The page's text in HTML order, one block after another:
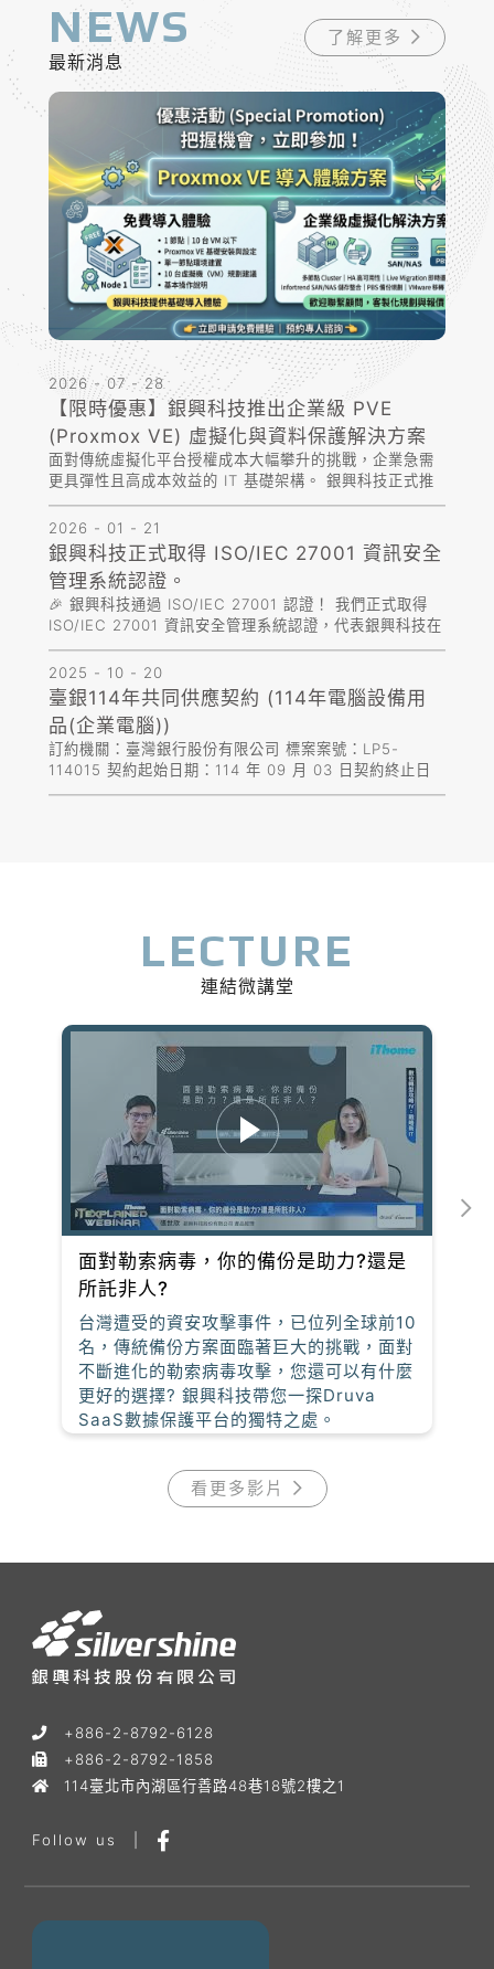
NEWS
最新消息
了解更多
2026 - 07 - 28
【限時優惠】銀興科技推出企業級 PVE
(Proxmox VE) 虛擬化與資料保護解決方案
面對傳統虛擬化平台授權成本大幅攀升的挑戰，企業急需
更具彈性且高成本效益的 IT 基礎架構。 銀興科技正式推
出 「Proxmox VE (PVE) 企業虛擬化與資料保護解決方
案」，結合軟硬體整合實力，協助企業無痛轉型！ Prox...
2026 - 01 - 21
銀興科技正式取得 ISO/IEC 27001 資訊安全
管理系統認證。
🎉 銀興科技通過 ISO/IEC 27001 認證！ 我們正式取得
ISO/IEC 27001 資訊安全管理系統認證，代表銀興科技在
資訊安全、風險管理與服務流程上皆符合國際標準。 未
來，我們將持續以更專業、更嚴謹的資安管理，為客戶
提...
2025 - 10 - 20
臺銀114年共同供應契約 (114年電腦設備用
品(企業電腦))
訂約機關：臺灣銀行股份有限公司 標案案號：LP5-
114015 契約起始日期：114 年 09 月 03 日契約終止日
期：115 年 08 月 31 日 分類：電腦設備用品(企業電腦)
LECTURE
連結微講堂
面對勒索病毒，你的備份是助力?還是
所託非人?
台灣遭受的資安攻擊事件，已位列全球前10
名，傳統備份方案面臨著巨大的挑戰，面對
不斷進化的勒索病毒攻擊，您還可以有什麼
更好的選擇? 銀興科技帶您一探Druva
SaaS數據保護平台的獨特之處。
看更多影片
+886-2-8792-6128
+886-2-8792-1858
114臺北市內湖區行善路48巷18號2樓之1
Follow us